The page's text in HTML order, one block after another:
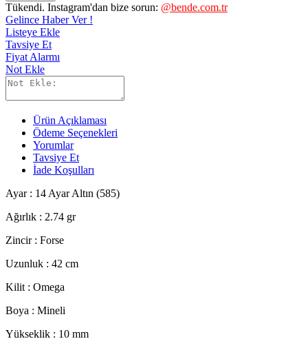
Tükendi. Instagram'dan bize sorun: @bende.com.tr
Gelince Haber Ver !
Listeye Ekle
Tavsiye Et
Fiyat Alarmı
Not Ekle
Ürün Açıklaması
Ödeme Seçenekleri
Yorumlar
Tavsiye Et
İade Koşulları
Ayar : 14 Ayar Altın (585)
Ağırlık : 2.74 gr
Zincir : Forse
Uzunluk : 42 cm
Kilit : Omega
Boya : Mineli
Yükseklik : 10 mm